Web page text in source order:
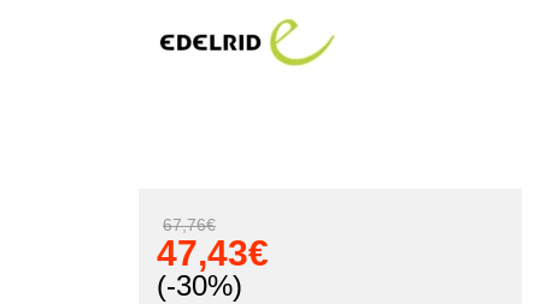
67,76€
47,43€
(-30%)